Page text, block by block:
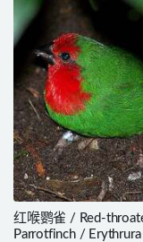
红喉鹦雀 / Red-
Parrotfinch /